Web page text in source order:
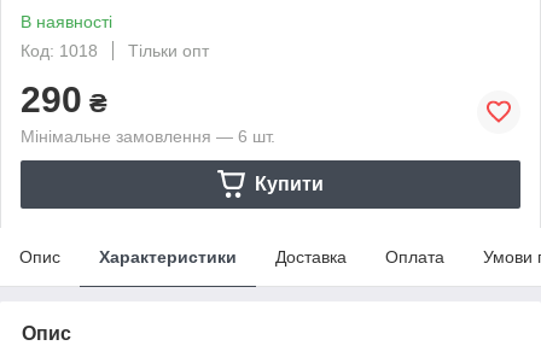
В наявності
Код: 1018
Тільки опт
290 ₴
Мінімальне замовлення — 6 шт.
Купити
Опис Характеристики Доставка Оплата Умови
Опис